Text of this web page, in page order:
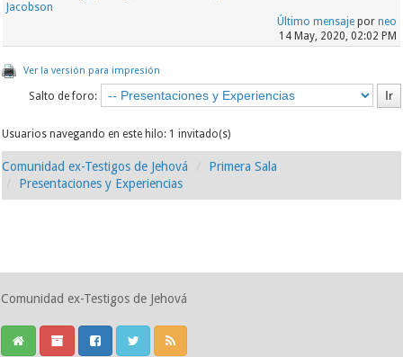
Jacobson
Último mensajepor neo
14 May, 2020, 02:02 PM
Ver la versión para impresión
Salto de foro:
Usuarios navegando en este hilo: 1 invitado(s)
Comunidad ex-Testigos de Jehová
Primera Sala
Presentaciones y Experiencias
Comunidad ex-Testigos de Jehová